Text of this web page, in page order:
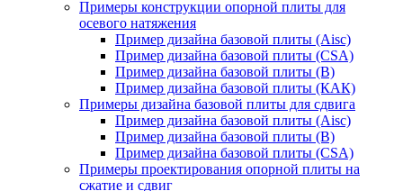
Примеры конструкции опорной плиты для
осевого натяжения
Пример дизайна базовой плиты (Aisc)
Пример дизайна базовой плиты (CSA)
Пример дизайна базовой плиты (В)
Пример дизайна базовой плиты (КАК)
Примеры дизайна базовой плиты для сдвига
Пример дизайна базовой плиты (Aisc)
Пример дизайна базовой плиты (В)
Пример дизайна базовой плиты (CSA)
Примеры проектирования опорной плиты на
сжатие и сдвиг